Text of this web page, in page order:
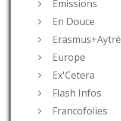
Émissions
En Douce
Erasmus+Aytré
Europe
Ex'Cetera
Flash Infos
Francofolies